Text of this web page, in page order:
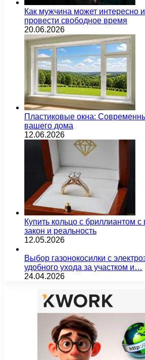
Как мужчина может интересно
провести свободное время
20.06.2026
Пластиковые окна:
вашего дома
12.06.2026
Купить кольцо с бриллиантом
закон и реальность
12.05.2026
Выбор газонокосилки с
удобного ухода за участком и…
24.04.2026